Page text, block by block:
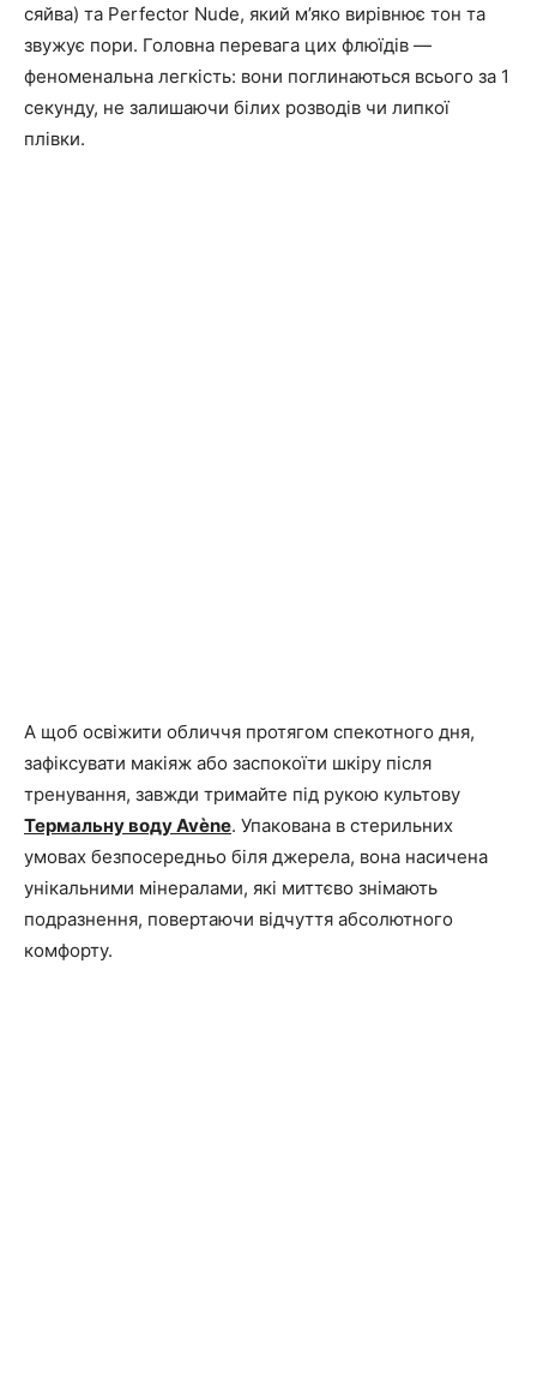
сяйва) та Perfector Nude, який м’яко вирівнює тон та
звужує пори. Головна перевага цих флюїдів —
феноменальна легкість: вони поглинаються всього за 1
секунду, не залишаючи білих розводів чи липкої
плівки.
А щоб освіжити обличчя протягом спекотного дня,
зафіксувати макіяж або заспокоїти шкіру після
тренування, завжди тримайте під рукою культову
Термальну воду Avène. Упакована в стерильних
умовах безпосередньо біля джерела, вона насичена
унікальними мінералами, які миттєво знімають
подразнення, повертаючи відчуття абсолютного
комфорту.